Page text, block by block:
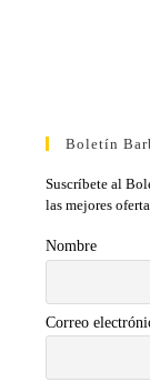
Boletín
Suscríbete al
las mejores
Nombre
Correo